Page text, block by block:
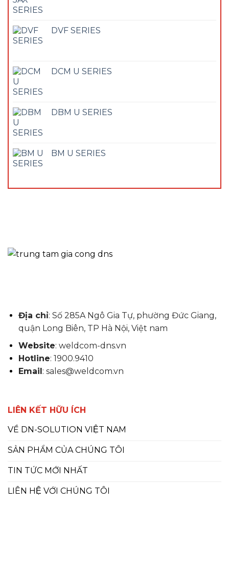
DVF SERIES
DCM U SERIES
DBM U SERIES
BM U SERIES
Địa chỉ: Số 285A Ngô Gia Tự, phường Đức Giang,
quận Long Biên, TP Hà Nội, Việt nam
Website: weldcom-dns.vn
Hotline: 1900.9410
Email : sales@weldcom.vn
LIÊN KẾT HỮU ÍCH
VỀ DN-SOLUTION VIỆT NAM
SẢN PHẨM CỦA CHÚNG TÔI
TIN TỨC MỚI NHẤT
LIÊN HỆ VỚI CHÚNG TÔI